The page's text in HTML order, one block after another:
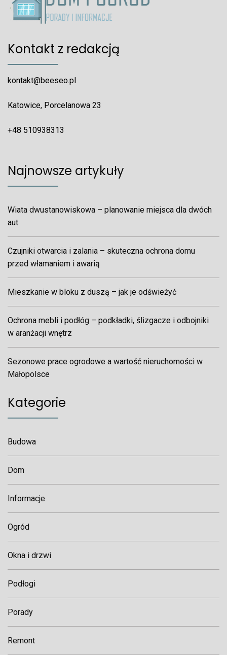
Kontakt z redakcją
kontakt@beeseo.pl
Katowice, Porcelanowa 23
+48 510938313
Najnowsze artykuły
Wiata dwustanowiskowa – planowanie miejsca dla dwóch
aut
Czujniki otwarcia i zalania – skuteczna ochrona domu
przed włamaniem i awarią
Mieszkanie w bloku z duszą – jak je odświeżyć
Ochrona mebli i podłóg – podkładki, ślizgacze i odbojniki
w aranżacji wnętrz
Sezonowe prace ogrodowe a wartość nieruchomości w
Małopolsce
Kategorie
Budowa
Dom
Informacje
Ogród
Okna i drzwi
Podłogi
Porady
Remont